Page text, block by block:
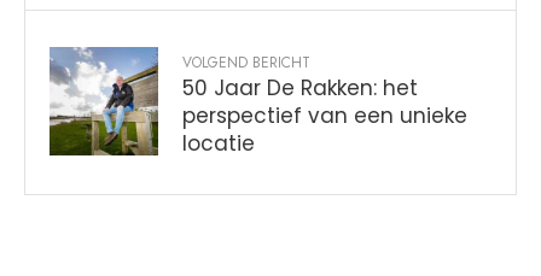
VOLGEND BERICHT
50 Jaar De Rakken: het
perspectief van een unieke
locatie